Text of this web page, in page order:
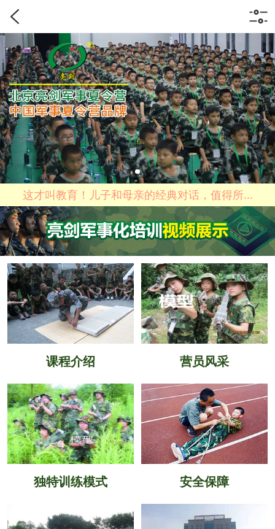
这才叫教育！儿子和母亲的经典对话，值得所...
课程介绍 营员风采
独特训练模式 安全保障